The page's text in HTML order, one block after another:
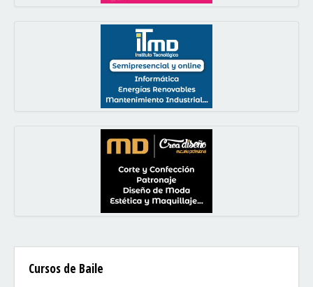
Cursos de Baile